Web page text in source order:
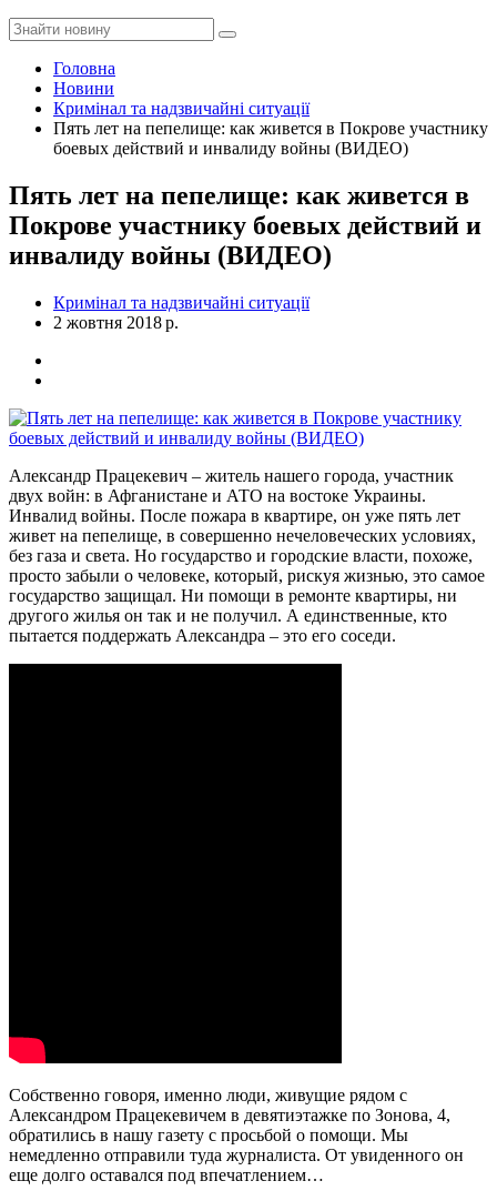
Головна
Новини
Кримінал та надзвичайні ситуації
Пять лет на пепелище: как живется в Покрове участнику
боевых действий и инвалиду войны (ВИДЕО)
Пять лет на пепелище: как живется в
Покрове участнику боевых действий и
инвалиду войны (ВИДЕО)
Кримінал та надзвичайні ситуації
2 жовтня 2018 р.
Александр Працекевич – житель нашего города, участник
двух войн: в Афганистане и АТО на востоке Украины.
Инвалид войны. После пожара в квартире, он уже пять лет
живет на пепелище, в совершенно нечеловеческих условиях,
без газа и света. Но государство и городские власти, похоже,
просто забыли о человеке, который, рискуя жизнью, это самое
государство защищал. Ни помощи в ремонте квартиры, ни
другого жилья он так и не получил. А единственные, кто
пытается поддержать Александра – это его соседи.
Собственно говоря, именно люди, живущие рядом с
Александром Працекевичем в девятиэтажке по Зонова, 4,
обратились в нашу газету с просьбой о помощи. Мы
немедленно отправили туда журналиста. От увиденного он
еще долго оставался под впечатлением…